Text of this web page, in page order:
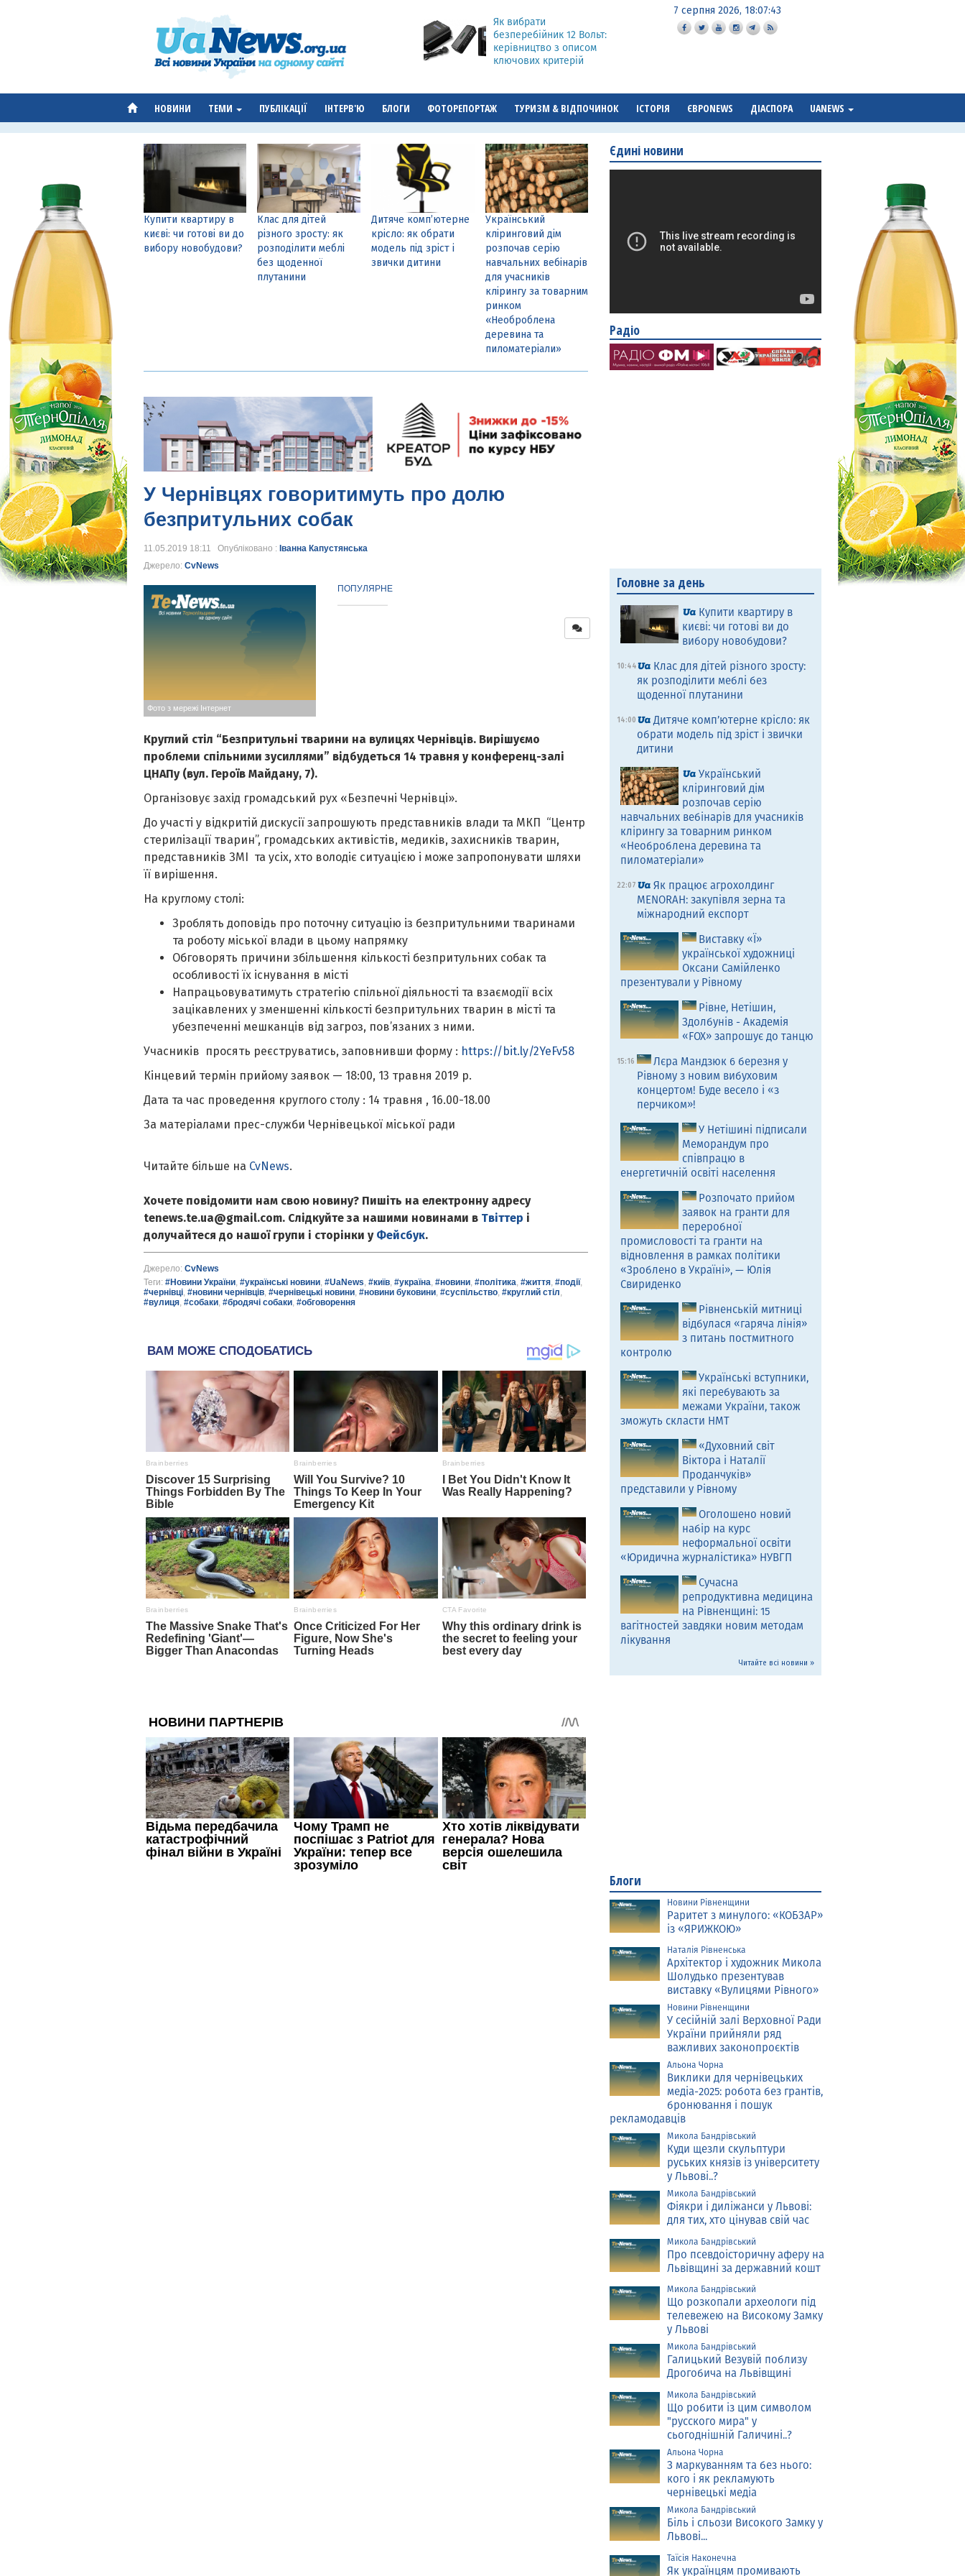
Як вибрати
безперебійник 12 Вольт:
керівництво з описом
ключових критерій
7 серпня 2026, 18:07:44
НОВИНИ ТЕМИ ПУБЛІКАЦІЇ ІНТЕРВ'Ю БЛОГИ ФОТОРЕПОРТАЖ ТУРИЗМ & ВІДПОЧИНОК ІСТОРІЯ ЄВРОNEWS ДІАСПОРА UANEWS
Купити квартиру в
києві: чи готові ви до
вибору новобудови?
Клас для дітей
різного зросту: як
розподілити меблі
без щоденної
плутанини
Дитяче комп’ютерне
крісло: як обрати
модель під зріст і
звички дитини
Український
кліринговий дім
розпочав серію
навчальних вебінарів
для учасників
клірингу за товарним
ринком
«Необроблена
деревина та
пиломатеріали»
У Чернівцях говоритимуть про долю
безпритульних собак
11.05.2019 18:11 Опубліковано : Іванна Капустянська
Джерело: CvNews
Фото з мережі Інтернет
ПОПУЛЯРНЕ
Круглий стіл “Безпритульні тварини на вулицях Чернівців. Вирішуємо
проблеми спільними зусиллями” відбудеться 14 травня у конференц-залі
ЦНАПу (вул. Героїв Майдану, 7).
Організовує захід громадський рух «Безпечні Чернівці».
До участі у відкритій дискусії запрошують представників влади та МКП “Центр
стерилізації тварин”, громадських активістів, медиків, захисників тварин,
представників ЗМІ та усіх, хто володіє ситуацією і може запропонувати шляхи
її вирішення.
На круглому столі:
Зроблять доповідь про поточну ситуацію із безпритульними тваринами
та роботу міської влади в цьому напрямку
Обговорять причини збільшення кількості безпритульних собак та
особливості їх існування в місті
Напрацьовуватимуть стратегію спільної діяльності та взаємодії всіх
зацікавлених у зменшенні кількості безпритульних тварин в місті та
убезпеченні мешканців від загроз, пов’язаних з ними.
Учасників просять реєструватись, заповнивши форму : https://bit.ly/2YeFv58
Кінцевий термін прийому заявок — 18:00, 13 травня 2019 р.
Дата та час проведення круглого столу : 14 травня , 16.00-18.00
За матеріалами прес-служби Чернівецької міської ради
Читайте більше на CvNews.
Хочете повідомити нам свою новину? Пишіть на електронну адресу
tenews.te.ua@gmail.com. Слідкуйте за нашими новинами в Твіттер і
долучайтеся до нашої групи і сторінки у Фейсбук.
Джерело: CvNews
Теги: #Новини України, #українські новини, #UaNews, #київ, #україна, #новини, #політика, #життя, #події,
#чернівці, #новини чернівців, #чернівецькі новини, #новини буковини, #суспільство, #круглий стіл,
#вулиця, #собаки, #бродячі собаки, #обговорення
Єдині новини
Радіо
Головне за день
Купити квартиру в
києві: чи готові ви до
вибору новобудови?
10:44
Клас для дітей різного зросту:
як розподілити меблі без
щоденної плутанини
14:00
Дитяче комп’ютерне крісло: як
обрати модель під зріст і звички
дитини
Український
кліринговий дім
розпочав серію
навчальних вебінарів для учасників
клірингу за товарним ринком
«Необроблена деревина та
пиломатеріали»
22:07
Як працює агрохолдинг
MENORAH: закупівля зерна та
міжнародний експорт
Виставку «Ї»
української художниці
Оксани Самійленко
презентували у Рівному
Рівне, Нетішин,
Здолбунів - Академія
«FOX» запрошує до танцю
15:16
Лєра Мандзюк 6 березня у
Рівному з новим вибуховим
концертом! Буде весело і «з
перчиком»!
У Нетішині підписали
Меморандум про
співпрацю в
енергетичній освіті населення
Розпочато прийом
заявок на гранти для
переробної
промисловості та гранти на
відновлення в рамках політики
«Зроблено в Україні», — Юлія
Свириденко
Рівненській митниці
відбулася «гаряча лінія»
з питань постмитного
контролю
Українські вступники,
які перебувають за
межами України, також
зможуть скласти НМТ
«Духовний світ
Віктора і Наталії
Проданчуків»
представили у Рівному
Оголошено новий
набір на курс
неформальної освіти
«Юридична журналістика» НУВГП
Сучасна
репродуктивна медицина
на Рівненщині: 15
вагітностей завдяки новим методам
лікування
Читайте всі новини »
Блоги
Новини Рівненщини
Раритет з минулого: «КОБЗАР»
із «ЯРИЖКОЮ»
Наталія Рівненська
Архітектор і художник Микола
Шолудько презентував
виставку «Вулицями Рівного»
Новини Рівненщини
У сесійній залі Верховної Ради
України прийняли ряд
важливих законопроєктів
Альона Чорна
Виклики для чернівецьких
медіа-2025: робота без грантів,
бронювання і пошук
рекламодавців
Микола Бандрівський
Куди щезли скульптури
руських князів із університету
у Львові..?
Микола Бандрівський
Фіякри і диліжанси у Львові:
для тих, хто цінував свій час
Микола Бандрівський
Про псевдоісторичну аферу на
Львівщині за державний кошт
Микола Бандрівський
Що розкопали археологи під
телевежею на Високому Замку
у Львові
Микола Бандрівський
Галицький Везувій поблизу
Дрогобича на Львівщині
Микола Бандрівський
Що робити із цим символом
"русского мира" у
сьогоднішній Галичині..?
Альона Чорна
З маркуванням та без нього:
кого і як рекламують
чернівецькі медіа
Микола Бандрівський
Біль і сльози Високого Замку у
Львові...
Таїсія Наконечна
Як українцям промивають